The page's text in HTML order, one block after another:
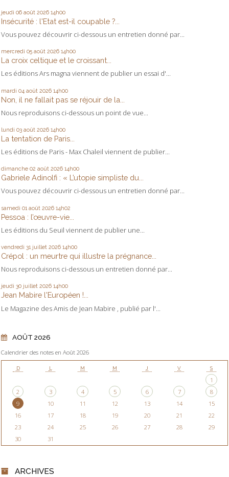
jeudi 06 août 2026 14h00
Insécurité : l'Etat est-il coupable ?...
Vous pouvez découvrir ci-dessous un entretien donné par...
mercredi 05 août 2026 14h00
La croix celtique et le croissant...
Les éditions Ars magna viennent de publier un essai d'...
mardi 04 août 2026 14h00
Non, il ne fallait pas se réjouir de la...
Nous reproduisons ci-dessous un point de vue...
lundi 03 août 2026 14h00
La tentation de Paris...
Les éditions de Paris - Max Chaleil viennent de publier...
dimanche 02 août 2026 14h00
Gabriele Adinolfi : « L’utopie simpliste du...
Vous pouvez découvrir ci-dessous un entretien donné par...
samedi 01 août 2026 14h02
Pessoa : l’œuvre-vie...
Les éditions du Seuil viennent de publier une...
vendredi 31 juillet 2026 14h00
Crépol : un meurtre qui illustre la prégnance...
Nous reproduisons ci-dessous un entretien donné par...
jeudi 30 juillet 2026 14h00
Jean Mabire l'Européen !...
Le Magazine des Amis de Jean Mabire , publié par l'...
AOÛT 2026
Calendrier des notes en Août 2026
D L M M J V S
1
2
3 4 5 6 7
8
9
10 11 12 13 14
15
16
17 18 19 20 21
22
23
24 25 26 27 28
29
30
31
ARCHIVES